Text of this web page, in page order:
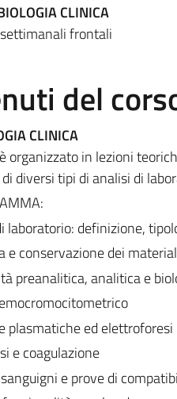
CLINICA
frontali
del
CLINICA
organizzato in lezioni
diversi tipi di analisi di
laboratorio: definizione,
e conservazione dei
preanalitica, analitica e
plasmatiche ed elettroforesi
e coagulazione
e prove di